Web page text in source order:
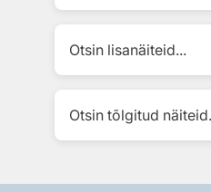
Otsin lisanäiteid...
Otsin tõlgitud